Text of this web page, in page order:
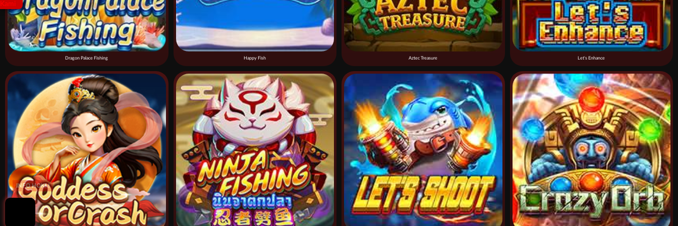
INFO HOKI !
Dragon Palace Fishing Happy Fish Aztec Treasure Let's Enhance